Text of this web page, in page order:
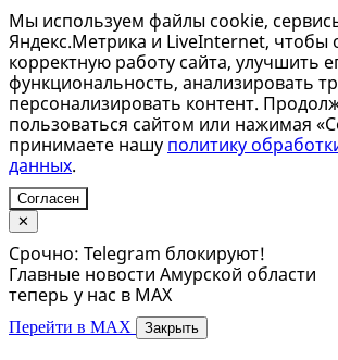
Мы используем файлы cookie,
Яндекс.Метрика и LiveInternet, чтобы
корректную работу сайта, улучшить
функциональность, анализировать
персонализировать контент.
пользоваться сайтом или нажимая
принимаете нашу политику
данных.
Согласен
✕
Срочно: Telegram блокируют!
Главные новости Амурской области
теперь у нас в MAX
Перейти в MAX Закрыть